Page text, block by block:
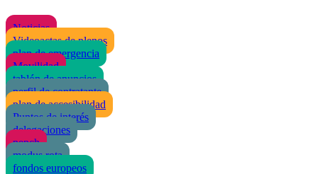
Noticias
Videoactas de plenos
plan de emergencia
Movilidad
tablón de anuncios
perfil de contratante
plan de accesibilidad
Puntos de interés
delegaciones
pepch
modus rota
fondos europeos